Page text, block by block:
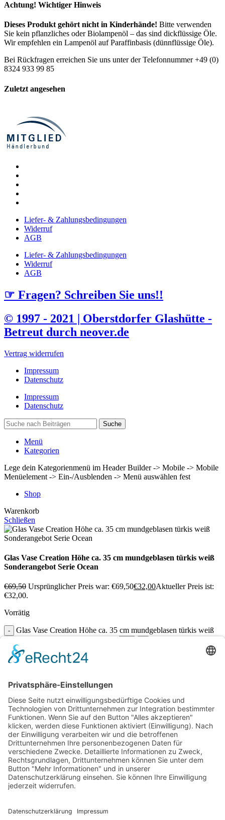
Achtung! Wichtiger Hinweis
Dieses Produkt gehört nicht in Kinderhände! Bitte verwenden
Sie kein pflanzliches oder Biolampenöl – das sind dickflüssige Öle.
Wir empfehlen ein Lampenöl auf Paraffinbasis (dünnflüssige Öle).
Bei Rückfragen erreichen Sie uns unter der Telefonnummer +49 (0)
8324 933 99 85
Zuletzt angesehen
Liefer- & Zahlungsbedingungen
Widerruf
AGB
Liefer- & Zahlungsbedingungen
Widerruf
AGB
☞ Fragen? Schreiben Sie uns!!
© 1997 - 2021 | Oberstdorfer Glashütte -
Betreut durch neover.de
Vertrag widerrufen
Impressum
Datenschutz
Impressum
Datenschutz
Suche
Menü
Kategorien
Lege dein Kategorienmenü im Header Builder -> Mobile -> Mobile
Menüelement -> Ein-/Ausblenden -> Menü auswählen fest
Shop
Warenkorb
Schließen
Glas Vase Creation Höhe ca. 35 cm mundgeblasen türkis weiß
Sonderangebot Serie Ocean
€69,50 Ursprünglicher Preis war: €69,50€32,00Aktueller Preis ist:
€32,00.
Vorrätig
Glas Vase Creation Höhe ca. 35 cm mundgeblasen türkis weiß
In den Warenkorb
Vergleichen
Beginnen Sie mit der Eingabe, um die gewünschten Beiträge
anzuzeigen.
Kostenloser Versand ab 75,- €
Handgefertigt in Europa
Perfekt als Geschenk